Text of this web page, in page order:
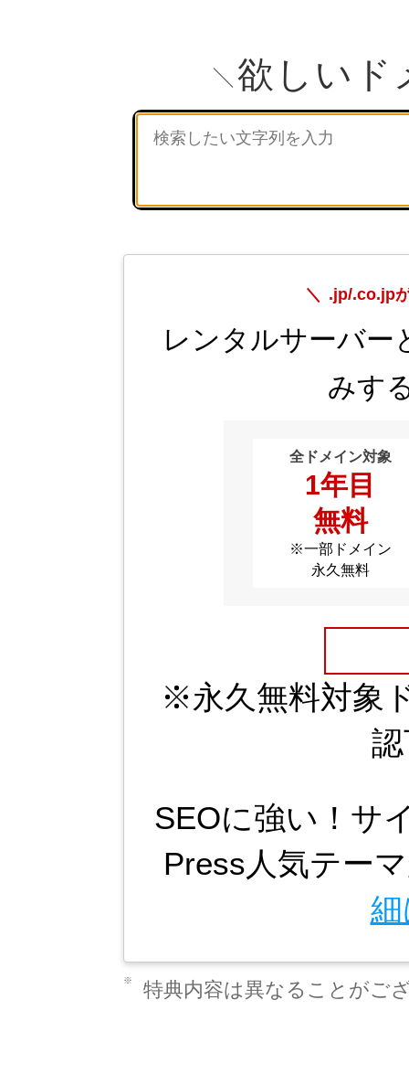
欲しいド
.jp/.co.jp
レンタルサーバー
みす
全ドメイン対象
1年目
無料
※一部ドメイン
永久無料
※永久無料対象
SEOに強い！サ
Press人気テー
※ 特典内容は異なることがご